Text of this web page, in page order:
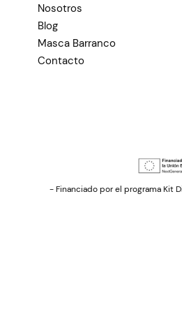
Nosotros
Blog
Masca Barranco
Contacto
- Financiado por el programa Kit